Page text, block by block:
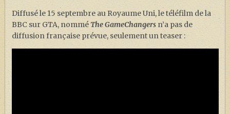
Diffusé le 15 septembre au Royaume Uni, le téléfilm de la
BBC sur GTA, nomméThe GameChangers n’a pas de
diffusion française prévue, seulement un teaser :